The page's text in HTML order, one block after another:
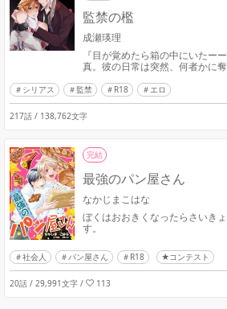
監禁の檻
成瀬瑛理
『目が覚めたら箱の中にいたー
真。彼の日常は突然、何者かに奪
シリアス 監禁 R18 エロ
217話 / 138,762文字
完結
最強のパン屋さん
なかじまこはな
ぼくはおおきくなったらさいき
す。
社会人 パン屋さん R18 ★コンテスト
20話 / 29,991文字 / 113